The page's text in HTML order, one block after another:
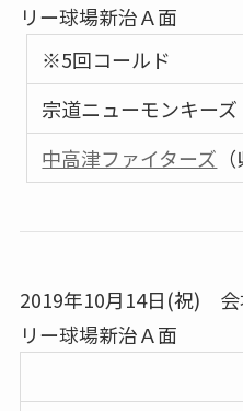
リー球場新治Ａ面
※5回コールド
宗道ニューモンキーズ
中高津ファイターズ
2019年10月14日(祝) 会
リー球場新治Ａ面